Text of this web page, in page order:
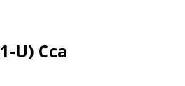
U) Cca